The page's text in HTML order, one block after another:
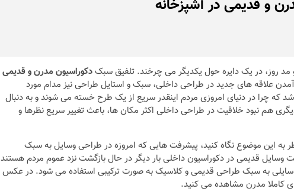
و قدیمی در آشپزخانه
روز، در یک دایره حول یکدیگر می چرخند. تلفیق سبکدکوراسیون مدرن و قدیمی
علاقه های جدید در طراحی داخلی، سبک و استایل طراحی نیز مدام مورد
که چرا در دنیای امروزی مردم اینقدر سریع از یک طرح خسته می شوند و به دنبال
هم نبود خلاقیت در طراحی داخلی اکثر مکان ها، باعث تغییر سریع نظرها و
به این موضوع نگاه کنید، پیشرفت هایی که امروزه در طراحی وسایل به سبک
قدیمی در دکوراسیون داخلی بار دیگر در حال بازگشت نزد عموم مردم هستند
وسایلی به سبک طراحی قدیمی و کلاسیک به صورت ترکیبی استفاده می شود. در عکس
کاملا مدرن مشاهده می کنید.